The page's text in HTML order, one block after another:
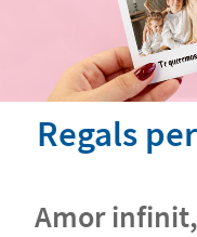
Regals
Amor